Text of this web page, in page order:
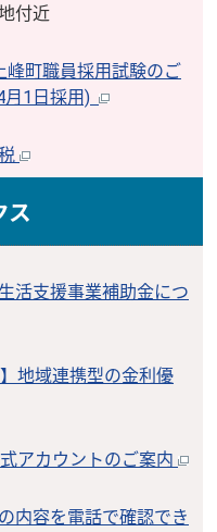
付近
町職員採用試験のご
月1日採用)
ス
活支援事業補助金につ
】地域連携型の金利優
アカウントのご案内
内容を電話で確認でき